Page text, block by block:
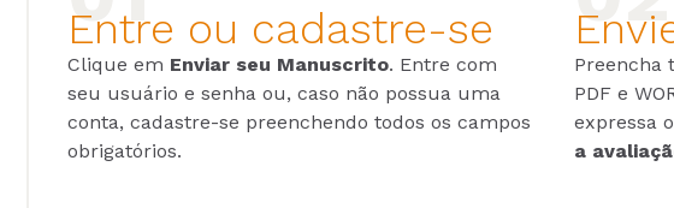
Entre ou cadastre-se
Clique em Enviar seu Manuscrito. Entre com
seu usuário e senha ou, caso não possua uma
conta, cadastre-se preenchendo todos os campos
obrigatórios.
Preencha
PDF e
expressa
a